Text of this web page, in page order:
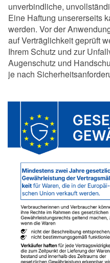
unverbindliche,
Eine Haftung unsererseits
werden. Vor der
auf Verträglichkeit geprüft
Ihrem Schutz und zur
Augenschutz und
je nach